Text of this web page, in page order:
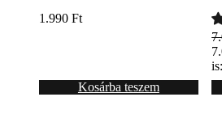
1.990 Ft
Kosárba teszem